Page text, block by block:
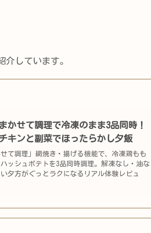
しています。
かせて調理で冷凍のまま3品同時！
キンと副菜でほったらかし夕飯
て調理」網焼き・揚げる機能で、冷凍鶏もも
ッシュポテトを3品同時調理。解凍なし・油な
夕方がぐっとラクになるリアル体験レビュ